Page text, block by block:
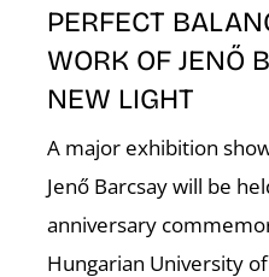
PERFECT
WORK OF JENŐ
NEW LIGHT
A major exhibition
Jenő Barcsay will be
anniversary
Hungarian University